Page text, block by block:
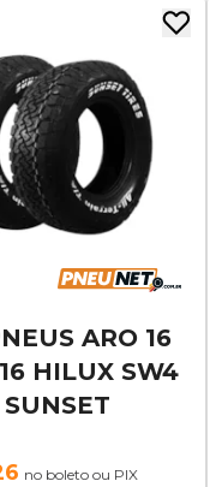
ARO 16
HILUX SW4
no boleto ou PIX